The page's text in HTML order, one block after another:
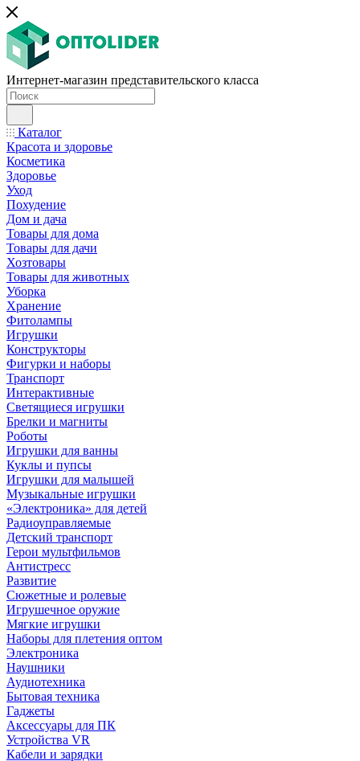
Интернет-магазин представительского класса
Каталог
Красота и здоровье
Косметика
Здоровье
Уход
Похудение
Дом и дача
Товары для дома
Товары для дачи
Хозтовары
Товары для животных
Уборка
Хранение
Фитолампы
Игрушки
Конструкторы
Фигурки и наборы
Транспорт
Интерактивные
Светящиеся игрушки
Брелки и магниты
Роботы
Игрушки для ванны
Куклы и пупсы
Игрушки для малышей
Музыкальные игрушки
«Электроника» для детей
Радиоуправляемые
Детский транспорт
Герои мультфильмов
Антистресс
Развитие
Сюжетные и ролевые
Игрушечное оружие
Мягкие игрушки
Наборы для плетения оптом
Электроника
Наушники
Аудиотехника
Бытовая техника
Гаджеты
Аксессуары для ПК
Устройства VR
Кабели и зарядки